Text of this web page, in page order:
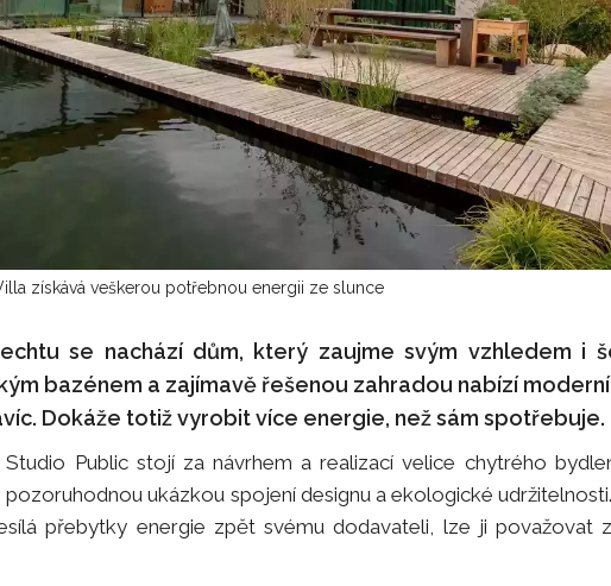
získává veškerou potřebnou energii ze slunce
se nachází dům, který zaujme svým vzhledem i
bazénem a zajímavě řešenou zahradou nabízí
Dokáže totiž vyrobit více energie, než sám spotřebuje.
Public stojí za návrhem a realizací velice chytrého
ukázkou spojení designu a ekologické
přebytky energie zpět svému dodavateli, lze ji považovat